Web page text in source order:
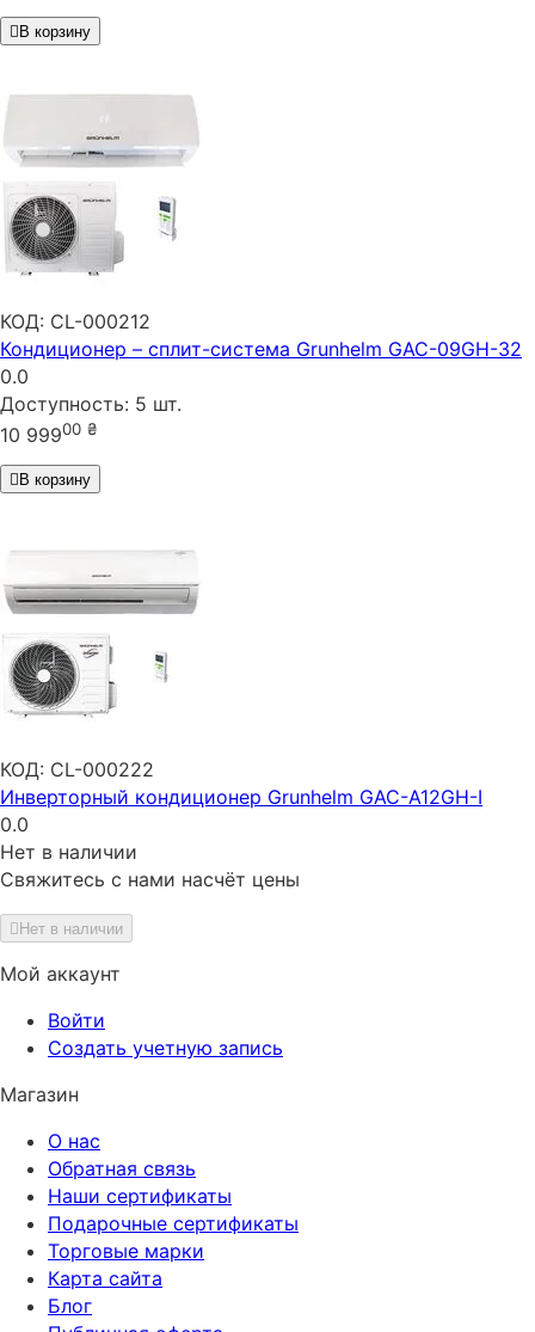
В корзину
КОД: CL-000212
Кондиционер – сплит-система Grunhelm GAC-09GH-32
0.0
Доступность: 5 шт.
10 99900 ₴
В корзину
КОД: CL-000222
Инверторный кондиционер Grunhelm GAC-A12GH-I
0.0
Нет в наличии
Свяжитесь с нами насчёт цены
Нет в наличии
Мой аккаунт
Войти
Создать учетную запись
Магазин
О нас
Обратная связь
Наши сертификаты
Подарочные сертификаты
Торговые марки
Карта сайта
Блог